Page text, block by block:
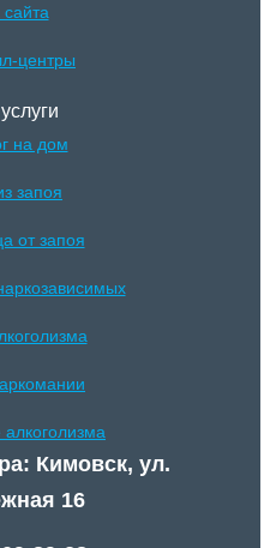
сайта
центры
на дом
запоя
от запоя
Кимовск, ул.
16